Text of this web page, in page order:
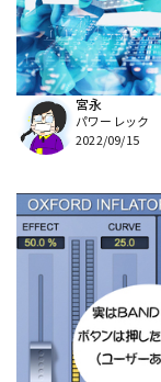
宮永
パワーレック
2022/09/15